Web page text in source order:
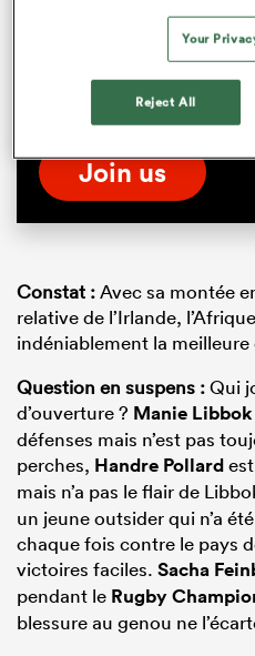
Watch rugby on
shows and
highlights from RWC
Anytime. All for free!
Join us
Constat :Avec sa montée
relative de l’Irlande,
indéniablement la
Question en suspens :Qui
d’ouverture ? Manie Libbok
défenses mais n’est pas
perches, Handre Pollard
mais n’a pas le flair de
un jeune outsider qui n’a
chaque fois contre le pays
victoires faciles. Sacha
pendant le Rugby
blessure au genou ne
Your
Reject All